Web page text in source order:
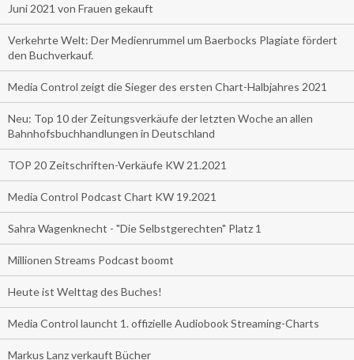
Juni 2021 von Frauen gekauft
Verkehrte Welt: Der Medienrummel um Baerbocks Plagiate fördert
den Buchverkauf.
Media Control zeigt die Sieger des ersten Chart-Halbjahres 2021
Neu: Top 10 der Zeitungsverkäufe der letzten Woche an allen
Bahnhofsbuchhandlungen in Deutschland
TOP 20 Zeitschriften-Verkäufe KW 21.2021
Media Control Podcast Chart KW 19.2021
Sahra Wagenknecht - "Die Selbstgerechten" Platz 1
Millionen Streams Podcast boomt
Heute ist Welttag des Buches!
Media Control launcht 1. offizielle Audiobook Streaming-Charts
Markus Lanz verkauft Bücher